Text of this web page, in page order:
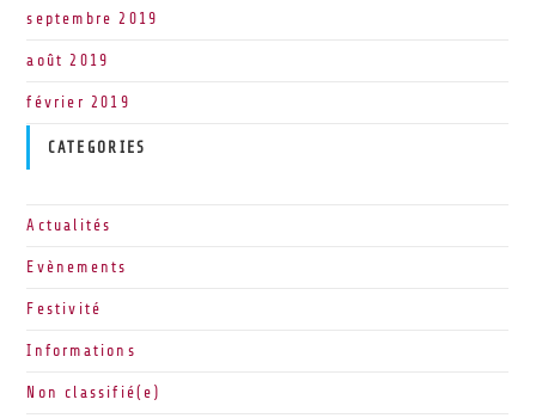
septembre 2019
août 2019
février 2019
CATEGORIES
Actualités
Evènements
Festivité
Informations
Non classifié(e)